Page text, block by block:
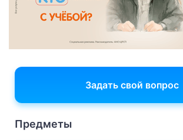
Задать свой вопрос
Предметы